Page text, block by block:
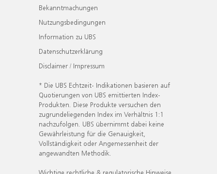
Bekanntmachungen
Nutzungsbedingungen
Information zu UBS
Datenschutzerklärung
Disclaimer / Impressum
* Die UBS Echtzeit- Indikationen basieren auf
Quotierungen von UBS emittierten Index-
Produkten. Diese Produkte versuchen den
zugrundeliegenden Index im Verhältnis 1:1
nachzufolgen. UBS übernimmt dabei keine
Gewährleistung für die Genauigkeit,
Vollständigkeit oder Angemessenheit der
angewandten Methodik.